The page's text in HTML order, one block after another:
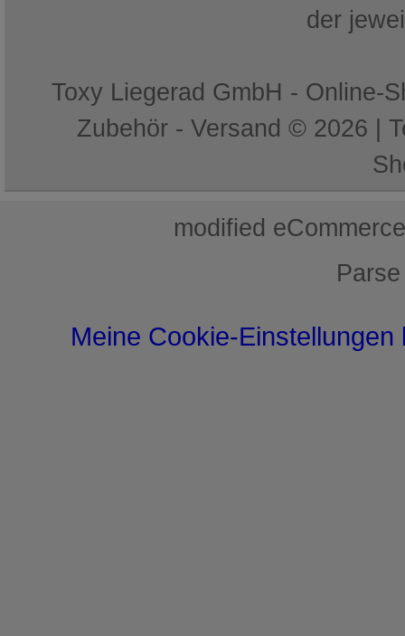
der
Toxy Liegerad GmbH - Online-
Zubehör - Versand © 2026 |
mod ified
Meine Cookie-